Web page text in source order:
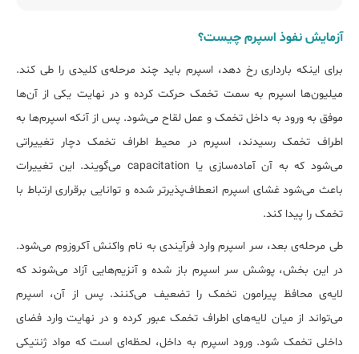
آزمایش نفوذ اسپرم چیست؟
برای اینکه بارداری رخ دهد، اسپرم باید چند مرحله‌ی کلیدی را طی کند.
میلیون‌ها اسپرم به سمت تخمک حرکت کرده و در نهایت یکی از آن‌ها
موفق به ورود به داخل تخمک و عمل لقاح می‌شود. پس از آنکه اسپرم‌ها به
اطراف تخمک رسیدند، اسپرم در محیط اطراف تخمک دچار تغییراتی
می‌شود که به آن آماده‌سازی یا capacitation می‌گویند. این تغییرات
باعث می‌شود غشای اسپرم انعطاف‌پذیرتر شده و توانایی برقراری ارتباط با
تخمک را پیدا کند.
طی مرحله‌ی بعد، سر اسپرم وارد فرآیندی به نام واکنش آکروزوم می‌شود.
در این بخش، پوشش سر اسپرم باز شده و آنزیم‌هایی آزاد می‌شوند که
لایه‌ی محافظ پیرامون تخمک را تضعیف می‌کنند. پس از آن، اسپرم
می‌تواند از میان لایه‌های اطراف تخمک عبور کرده و در نهایت وارد فضای
داخلی تخمک شود. ورود اسپرم به داخل، لحظه‌ای است که مواد ژنتیکی